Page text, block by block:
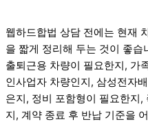
웹하드합법 상담 전에는 현재
을 짧게 정리해 두는 것이 좋
출퇴근용 차량이 필요한지, 가
인사업자 차량인지, 삼성전자
은지, 정비 포함형이 필요한지
지, 계약 종료 후 반납 기준을